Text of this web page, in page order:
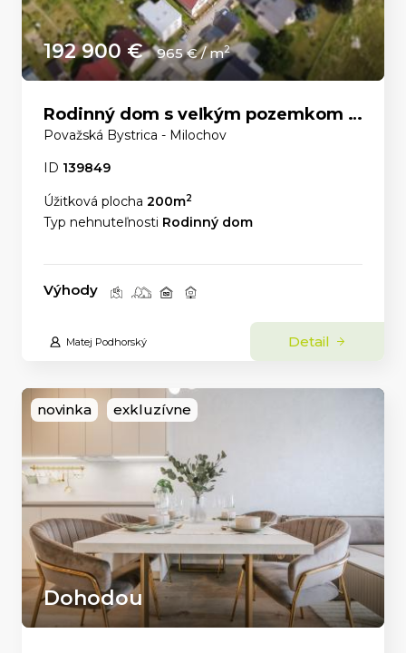
192 900 € 965 € / m2
Rodinný dom s veľkým pozemkom a nádhernými výhľadmi – Dolný Milochov
Považská Bystrica - Milochov
ID 139849
Úžitková plocha 200m2
Typ nehnuteľnosti Rodinný dom
Výhody
Matej Podhorský Detail
novinka exkluzívne
Dohodou